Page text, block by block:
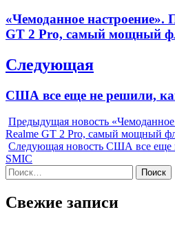
записям
Previous
post:
«Чемоданное настроение».
GT 2 Pro, самый мощный
Следующая
Next
США все еще не решили,
Предыдущая новость
Realme GT 2 Pro, самый мощный
Следующая новость США все еще
SMIC
Найти:
Свежие записи